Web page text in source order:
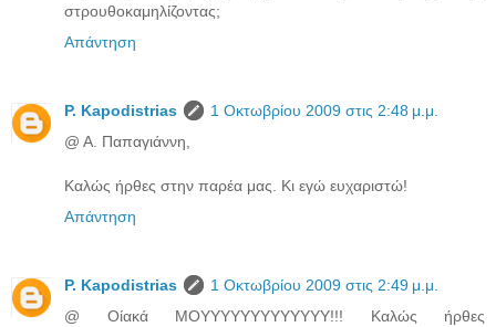
στρουθοκαμηλίζοντας;
Απάντηση
P. Kapodistrias
1 Οκτωβρίου 2009 στις 2:48 μ.μ.
@ Α. Παπαγιάννη,
Καλώς ήρθες στην παρέα μας. Κι εγώ ευχαριστώ!
Απάντηση
P. Kapodistrias
1 Οκτωβρίου 2009 στις 2:49 μ.μ.
@ Οίακά ΜΟΥΥΥΥΥΥΥΥΥΥΥΥΥ!!! Καλώς ήρθες